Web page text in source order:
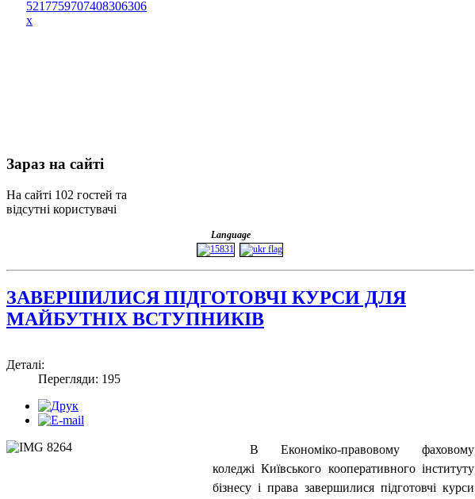
Зараз на сайті
На сайті 102 гостей та
відсутні користувачі
Language
ЗАВЕРШИЛИСЯ ПІДГОТОВЧІ КУРСИ ДЛЯ
МАЙБУТНІХ ВСТУПНИКІВ
Деталі:
Перегляди: 195
В Економіко-правовому фаховому
коледжі Київського кооперативного інституту
бізнесу і права завершилися підготовчі курси